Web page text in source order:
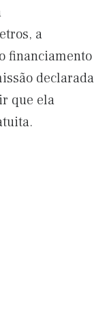
a
financiamento
declarada
que ela